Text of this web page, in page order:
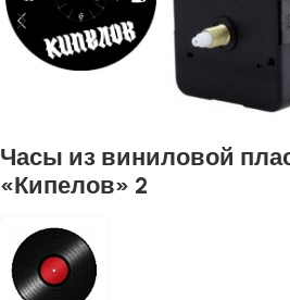
Часы из виниловой
«Кипелов» 2